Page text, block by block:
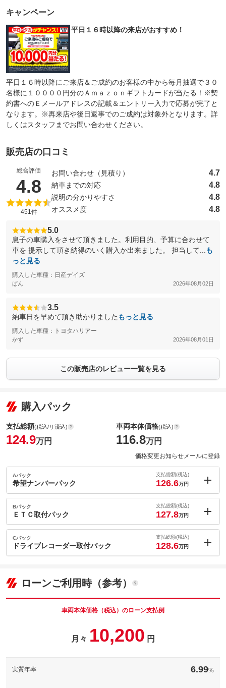
キャンペーン
平日１６時以降の来店がおすすめ！
平日１６時以降にご来店＆ご成約のお客様の中から毎月抽選で３０
名様に１００００円分のＡｍａｚｏｎギフトカードが当たる！※契
約書へのＥメールアドレスの記載＆エントリー入力で応募が完了と
なります。※再来店や後日返事でのご成約は対象外となります。詳
しくはスタッフまでお問い合わせください。
販売店の口コミ
総合評価
4.8 （5点満点中）
451件
お問い合わせ（見積り） 4.7
納車までの対応 4.8
説明の分かりやすさ 4.8
オススメ度 4.8
5.0
息子の車購入をさせて頂きました。利用目的、予算に合わせて
車を 提示して頂き納得のいく購入か出来ました。 担当して...
も
っと見る
購入した車種：日産デイズ
ぱん 2026年08月02日
3.5
納車日を早めて頂き助かりました もっと見る
購入した車種：トヨタハリアー
かず 2026年08月01日
この販売店のレビュー一覧を見る
購入パック
支払総額(税込/リ済込)
124.9万円
車両本体価格(税込)
116.8万円
価格変更お知らせメールに登録
Aパック
希望ナンバーパック
支払総額(税込)
126.6万円
内：オプシ
ョン価格
(税込)
車両本体価
116.8万円
このパックの見積もり依頼（無料）
Bパック
ＥＴＣ取付パック
支払総額(税込)
127.8万円
内：オプシ
ョン価格
(税込)
車両本体価
パック内容
Cパック
ドライブレコーダー取付パック
支払総額(税込)
128.6万円
車両本体価
116.8
ローンご利用時（参考）
車両本体価格（税込）のローン支払例
月々 10,200 円
実質年率 6.99%